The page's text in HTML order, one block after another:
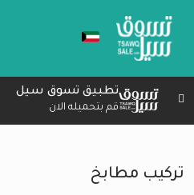
تطبيق تسوق سيل
قم بتحميله الان
تركيب مطابخ